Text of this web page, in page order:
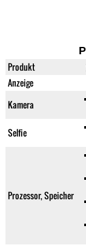
Produkt
Anzeige
Kamera
Selfie
Prozessor, Speicher